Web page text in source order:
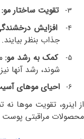
3- تقویت ساختار مو:
4- افزایش
جذاب بنظر بیایند.
5- کمک به رشد مو:
شوند، رشد آنها
6- احیای موهای
از اینرو، تقویت موها
محصولات مراقبتی پوست